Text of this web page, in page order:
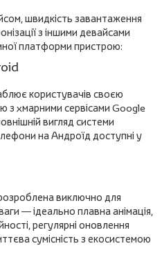
швидкість завантаження
з іншими девайсами
платформи пристрою:
користувачів своєю
з хмарними сервісами Google
вигляд системи
на Андроїд доступні у
виключно для
— ідеально плавна анімація,
регулярні оновлення
сумісність з екосистемою